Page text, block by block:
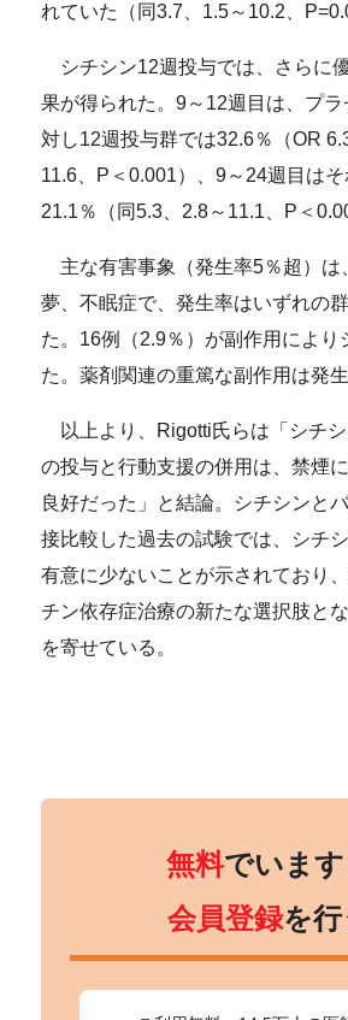
れていた（同3.7、1.5～10.2、
シチシン12週投与では、さらに
果が得られた。9～12週目は、プラ
対し12週投与群では32.6％（OR
11.6、P＜0.001）、9～24週目はそ
21.1％（同5.3、2.8～11.1、P＜
主な有害事象（発生率5％超）は
夢、不眠症で、発生率はいずれの
た。16例（2.9％）が副作用により
た。薬剤関連の重篤な副作用は発
以上より、Rigotti氏らは「シチ
の投与と行動支援の併用は、禁煙
良好だった」と結論。シチシンと
接比較した過去の試験では、シチ
有意に少ないことが示されており
チン依存症治療の新たな選択肢と
を寄せている。
無料でいま
会員登録を行